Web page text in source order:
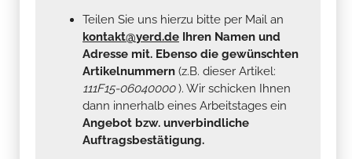
Teilen Sie uns hierzu bitte per Mail an
kontakt@yerd.de Ihren Namen und
Adresse mit. Ebenso die gewünschten
Artikelnummern (z.B. dieser Artikel:
111F15-06040000). Wir schicken Ihnen
dann innerhalb eines Arbeitstages ein
Angebot bzw. unverbindliche
Auftragsbestätigung.